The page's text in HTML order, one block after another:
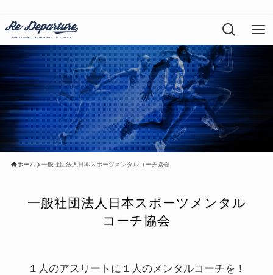
ホーム 一般社団法人日本スポーツメンタルコーチ協会
一般社団法人日本スポーツメンタル
コーチ協会
１人のアスリートに１人のメンタルコーチを！